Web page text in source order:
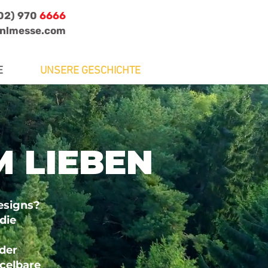
970 6666
UNSERE GESCHICHTE
LIEBEN